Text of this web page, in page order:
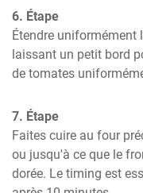
6. Étape
Étendre uniformément
laissant un petit bord
de tomates
7. Étape
Faites cuire au four
ou jusqu'à ce que le
dorée. Le timing est